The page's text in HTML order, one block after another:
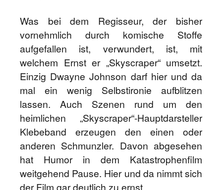
Was bei dem Regisseur, der bisher
vornehmlich durch komische Stoffe
aufgefallen ist, verwundert, ist, mit
welchem Ernst er „Skyscraper“ umsetzt.
Einzig Dwayne Johnson darf hier und da
mal ein wenig Selbstironie aufblitzen
lassen. Auch Szenen rund um den
heimlichen „Skyscraper“-Hauptdarsteller
Klebeband erzeugen den einen oder
anderen Schmunzler. Davon abgesehen
hat Humor in dem Katastrophenfilm
weitgehend Pause. Hier und da nimmt sich
der Film gar deutlich zu ernst.